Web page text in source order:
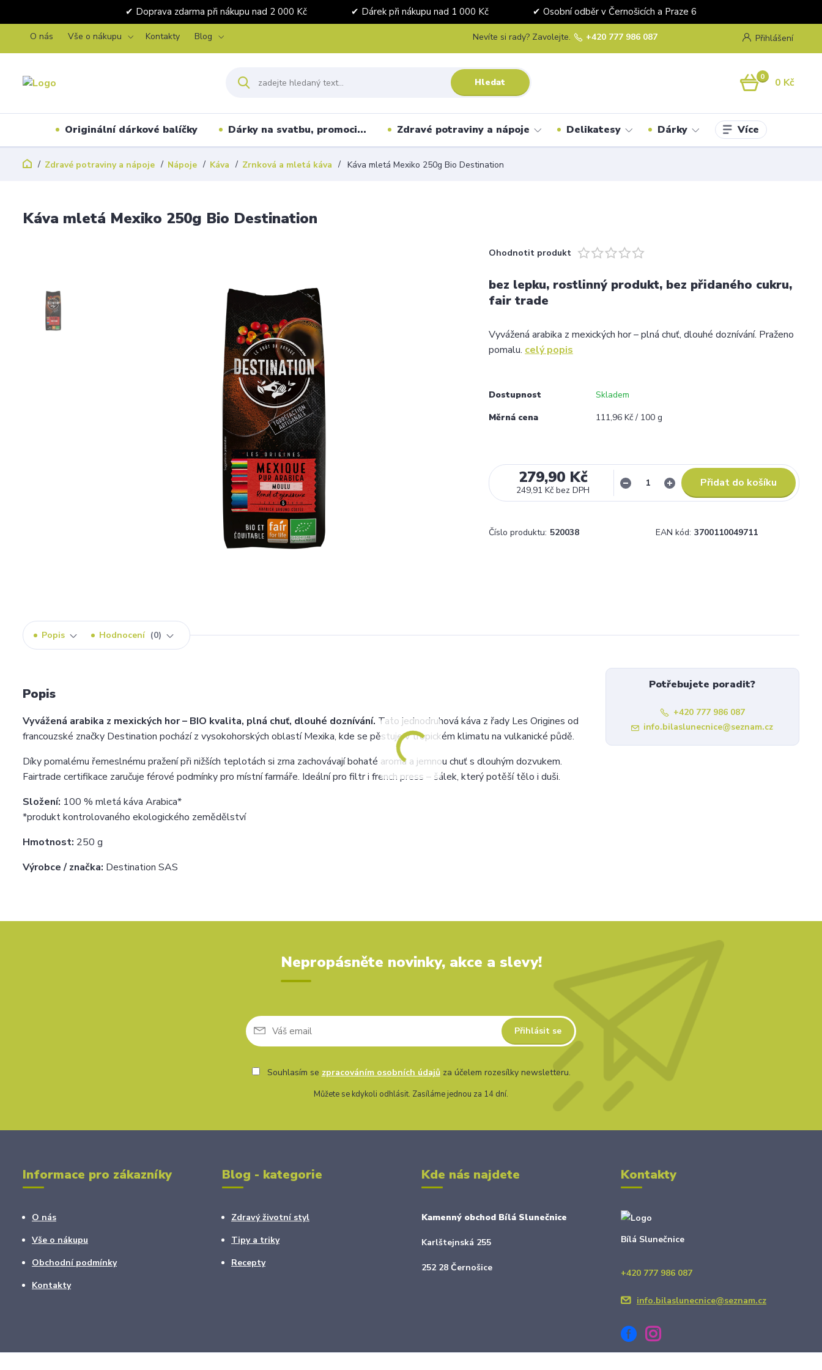
✔ Doprava zdarma při nákupu nad 2 000 Kč ✔ Dárek při nákupu nad 1 000 Kč ✔ Osobní odběr v Černošicích a Praze 6
O nás Vše o nákupu Kontakty Blog Přihlášení
Hledat
Nevíte si rady? Zavolejte. +420 777 986 087
0 0 Kč
Originální dárkové balíčky Dárky na svatbu, promoci... Zdravé potraviny a nápoje Delikatesy Dárky Více
Zdravé potraviny a nápoje Nápoje Káva Zrnková a mletá káva Káva mletá Mexiko 250g Bio Destination
Káva mletá Mexiko 250g Bio Destination
Ohodnotit produkt
bez lepku, rostlinný produkt, bez přidaného cukru,
fair trade
Vyvážená arabika z mexických hor – plná chuť, dlouhé doznívání. Praženo
pomalu. celý popis
Dostupnost
Skladem
Měrná cena
111,96 Kč / 100 g
279,90 Kč
249,91 Kč bez DPH
Přidat do košíku
Číslo produktu: 520038 EAN kód: 3700110049711
Popis Hodnocení 0
Popis
Vyvážená arabika z mexických hor – BIO kvalita, plná chuť, dlouhé doznívání. Tato jednodruhová káva z řady Les Origines od
francouzské značky Destination pochází z vysokohorských oblastí Mexika, kde se pěstuje v tropickém klimatu na vulkanické půdě.
Díky pomalému řemeslnému pražení při nižších teplotách si zrna zachovávají bohaté aroma a jemnou chuť s dlouhým dozvukem.
Fairtrade certifikace zaručuje férové podmínky pro místní farmáře. Ideální pro filtr i french press – šálek, který potěší tělo i duši.
Složení: 100 % mletá káva Arabica*
*produkt kontrolovaného ekologického zemědělství
Hmotnost: 250 g
Výrobce / značka: Destination SAS
Potřebujete poradit?
+420 777 986 087
info.bilaslunecnice@seznam.cz
Nepropásněte novinky, akce a slevy!
Přihlásit se
Souhlasím se zpracováním osobních údajůza účelem rozesílky newsletteru.
Můžete se kdykoli odhlásit. Zasíláme jednou za 14 dní.
Informace pro zákazníky
O nás
Vše o nákupu
Obchodní podmínky
Kontakty
Blog - kategorie
Zdravý životní styl
Tipy a triky
Recepty
Kde nás najdete
Kamenný obchod Bílá Slunečnice
Karlštejnská 255
252 28 Černošice
Kontakty
Bílá Slunečnice
+420 777 986 087
info.bilaslunecnice@seznam.cz